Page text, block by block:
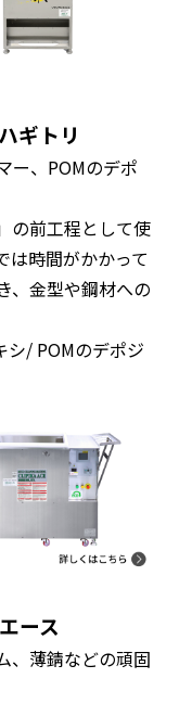
ギトリ
ー、POMのデポ
の前工程として使
は時間がかかって
、金型や鋼材への
/ POMのデポジ
ース
、薄錆などの頑固